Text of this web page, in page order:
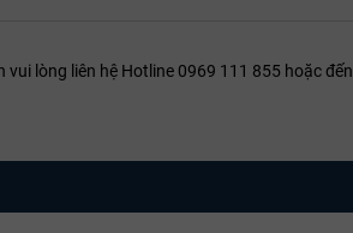
lòng liên hệ Hotline 0969 111 855 hoặc